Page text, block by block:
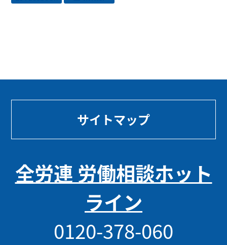
サイトマップ
全労連 労働相談ホット
ライン
0120-378-060